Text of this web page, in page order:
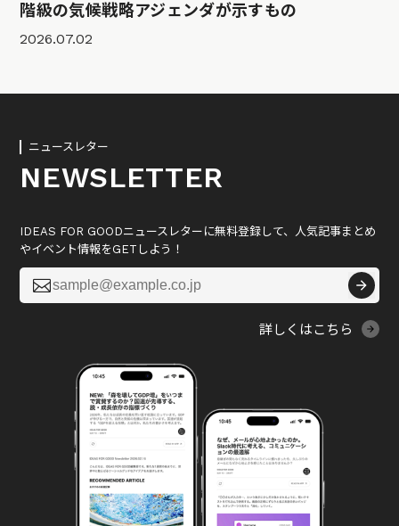
階級の気候戦略アジェンダが示すもの
2026.07.02
ニュースレター
NEWSLETTER
IDEAS FOR GOODニュースレターに無料登録して、人気記事まとめ
やイベント情報をGETしよう！

詳しくはこちら